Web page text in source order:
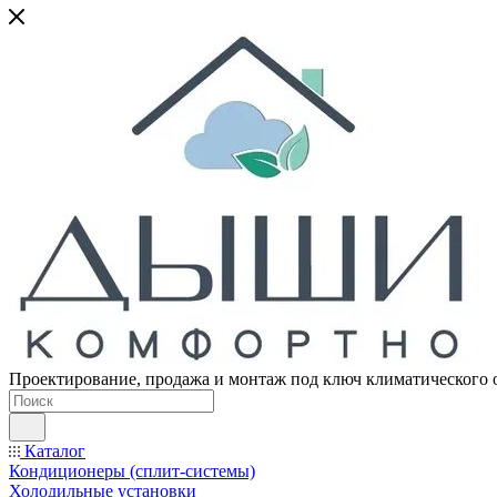
Проектирование, продажа и монтаж под ключ климатического
Каталог
Кондиционеры (сплит-системы)
Холодильные установки